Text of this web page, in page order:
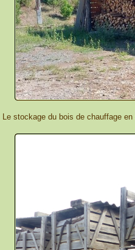
Le stockage du bois de chauffage